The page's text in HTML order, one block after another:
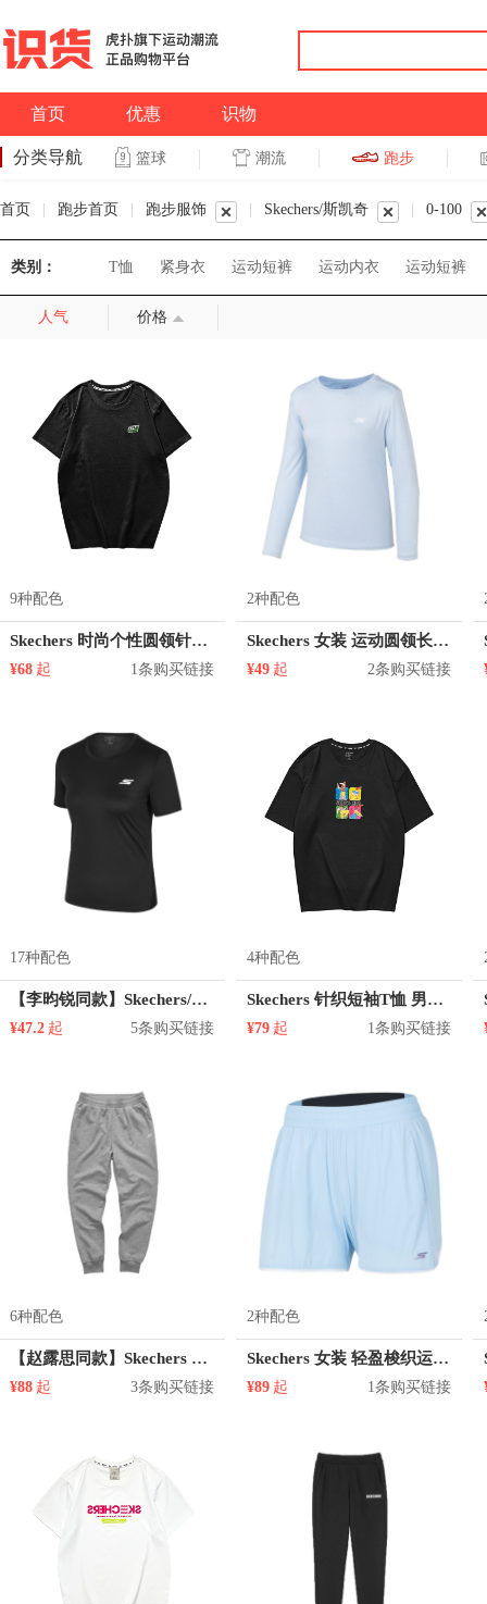
首页 优惠 识物
分类导航 篮球 潮流 跑步
首页 跑步首页 跑步服饰 Skechers/斯凯奇 0-100
类别： T恤 紧身衣 运动短裤 运动内衣 运动短裤
人气 价格
9种配色
Skechers 时尚个性圆领针织短袖T恤 男女同款 L121U180
¥68 起 1条购买链接
2种配色
Skechers 女装 运动圆领长袖T恤 P120W015
¥49 起 2条购买链接
17种配色
【李昀锐同款】Skechers/斯凯奇 舒适运动系列速干短袖T恤 P221W089
¥47.2 起 5条购买链接
4种配色
Skechers 针织短袖T恤 男女同款 L221U097
¥79 起 1条购买链接
6种配色
【赵露思同款】Skechers 女装 针织薄款收口运动长裤 L121W241
¥88 起 3条购买链接
2种配色
Skechers 女装 轻盈梭织运动短裤 P220W013
¥89 起 1条购买链接